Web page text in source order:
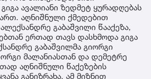
ავალიანი ზედმეტ ყურადღებას
აღნიშნული ქმედებით
გაბაშვილი წააქეზა,
ერთად თავს დასხმოდა გიგა
გაბაშვილმა გიორგი
მალანიასთან და დემეტრე
აღნიშნული წაქეზების
განიზრახა. ამ მიზნით